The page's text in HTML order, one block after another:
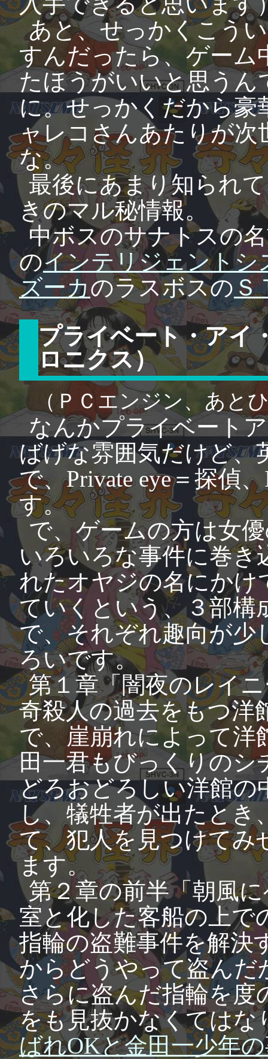
あと、せっかくこう
すんだったら、ゲー
たほうがいいと思う
に。せっかくだから豪
ャレコさんあたりが次
な。
最後にあまり知られ
きのマル秘情報。
中ボスのサナトスの
のインテリジェントシ
ズーカのラスボスの Ｓ
プライベート・アイ
ロニクス）
（ＰＣエンジン、あと
なんかプライベート
ばげな雰囲気だけど、
で、Private eye＝探偵
す。
で、ゲームの方は女
いろいろな事件に巻き
れたオヤジの名にかけ
ていくという、３部構
で、それぞれ趣向が少
ろいです。
第１章「闇夜のレイ
奇殺人の過去をもつ洋
で、崖崩れによって洋
田一君もびっくりのシ
どろおどろしい洋館の
し、犠牲者が出たとき
て、犯人を見つけてみ
ます。
第２章の前半「朝風
室と化した客船の上で
指輪の盗難事件を解決
からどうやって盗んだ
さらに盗んだ指輪を度
をも見抜かなくてはな
ばれOKと金田一少年